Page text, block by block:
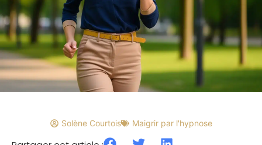
Solène Courtois Maigrir par l'hypnose